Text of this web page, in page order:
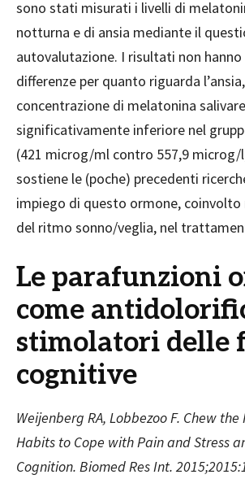
sono stati misurati i livelli di
notturna e di ansia mediante il
autovalutazione. I risultati non
differenze per quanto riguarda
concentrazione di melatonina
significativamente inferiore nel
(421 microg/ml contro 557,9 microg/
sostiene le (poche) precedenti
impiego di questo ormone, coinvolto
del ritmo sonno/veglia, nel
Le parafunzioni
come
stimolatori delle
cognitive
Weijenberg RA, Lobbezoo F. Chew
Habits to Cope with Pain and Stress
Cognition. Biomed Res Int.